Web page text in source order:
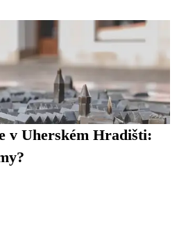
v Uherském Hradišti: